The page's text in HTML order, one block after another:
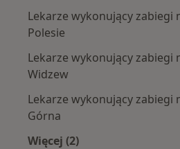
Lekarze wykonujący zabiegi
Polesie
Lekarze wykonujący zabiegi
Widzew
Lekarze wykonujący zabiegi
Górna
Więcej (2)